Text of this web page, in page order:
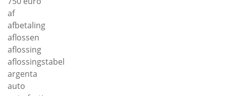
af
afbetaling
aflossen
aflossing
aflossingstabel
argenta
auto